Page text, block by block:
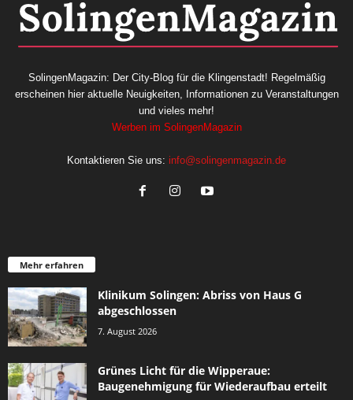
SolingenMagazin: Der City-Blog für die Klingenstadt! Regelmäßig
erscheinen hier aktuelle Neuigkeiten, Informationen zu Veranstaltungen
und vieles mehr!
Werben im SolingenMagazin
Kontaktieren Sie uns: info@solingenmagazin.de
Mehr erfahren
Klinikum Solingen: Abriss von Haus G
abgeschlossen
7. August 2026
Grünes Licht für die Wipperaue:
Baugenehmigung für Wiederaufbau erteilt